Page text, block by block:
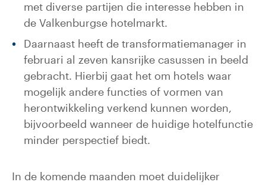
met diverse partijen die interesse hebben in
de Valkenburgse hotelmarkt.
Daarnaast heeft de transformatiemanager in
februari al zeven kansrijke casussen in beeld
gebracht. Hierbij gaat het om hotels waar
mogelijk andere functies of vormen van
herontwikkeling verkend kunnen worden,
bijvoorbeeld wanneer de huidige hotelfunctie
minder perspectief biedt.
In de komende maanden moet duidelijker